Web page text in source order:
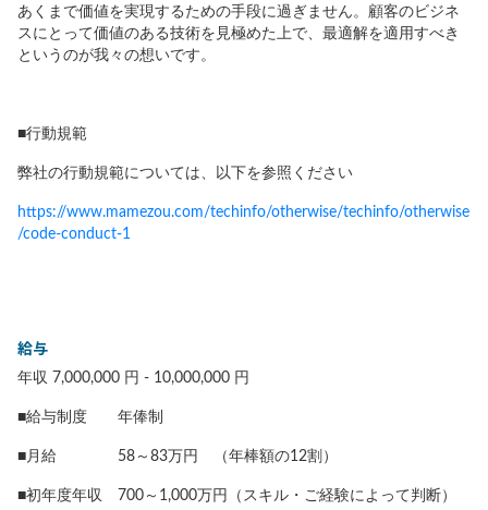
あくまで価値を実現するための手段に過ぎません。顧客のビジネ
スにとって価値のある技術を見極めた上で、最適解を適用すべき
というのが我々の想いです。
■行動規範
弊社の行動規範については、以下を参照ください
https://www.mamezou.com/techinfo/otherwise/techinfo/otherwise
/code-conduct-1
給与
年収 7,000,000 円 - 10,000,000 円
■給与制度 年俸制
■月給 58～83万円 （年棒額の12割）
■初年度年収 700～1,000万円（スキル・ご経験によって判断）